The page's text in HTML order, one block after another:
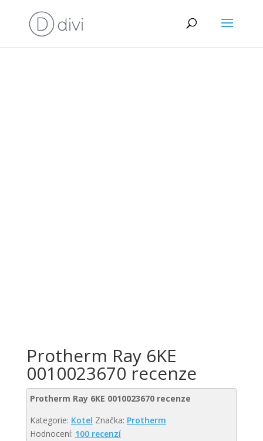
Protherm Ray 6KE
0010023670 recenze
Protherm Ray 6KE 0010023670 recenze
Kategorie: Kotel Značka: Protherm
Hodnocení: 100 recenzí